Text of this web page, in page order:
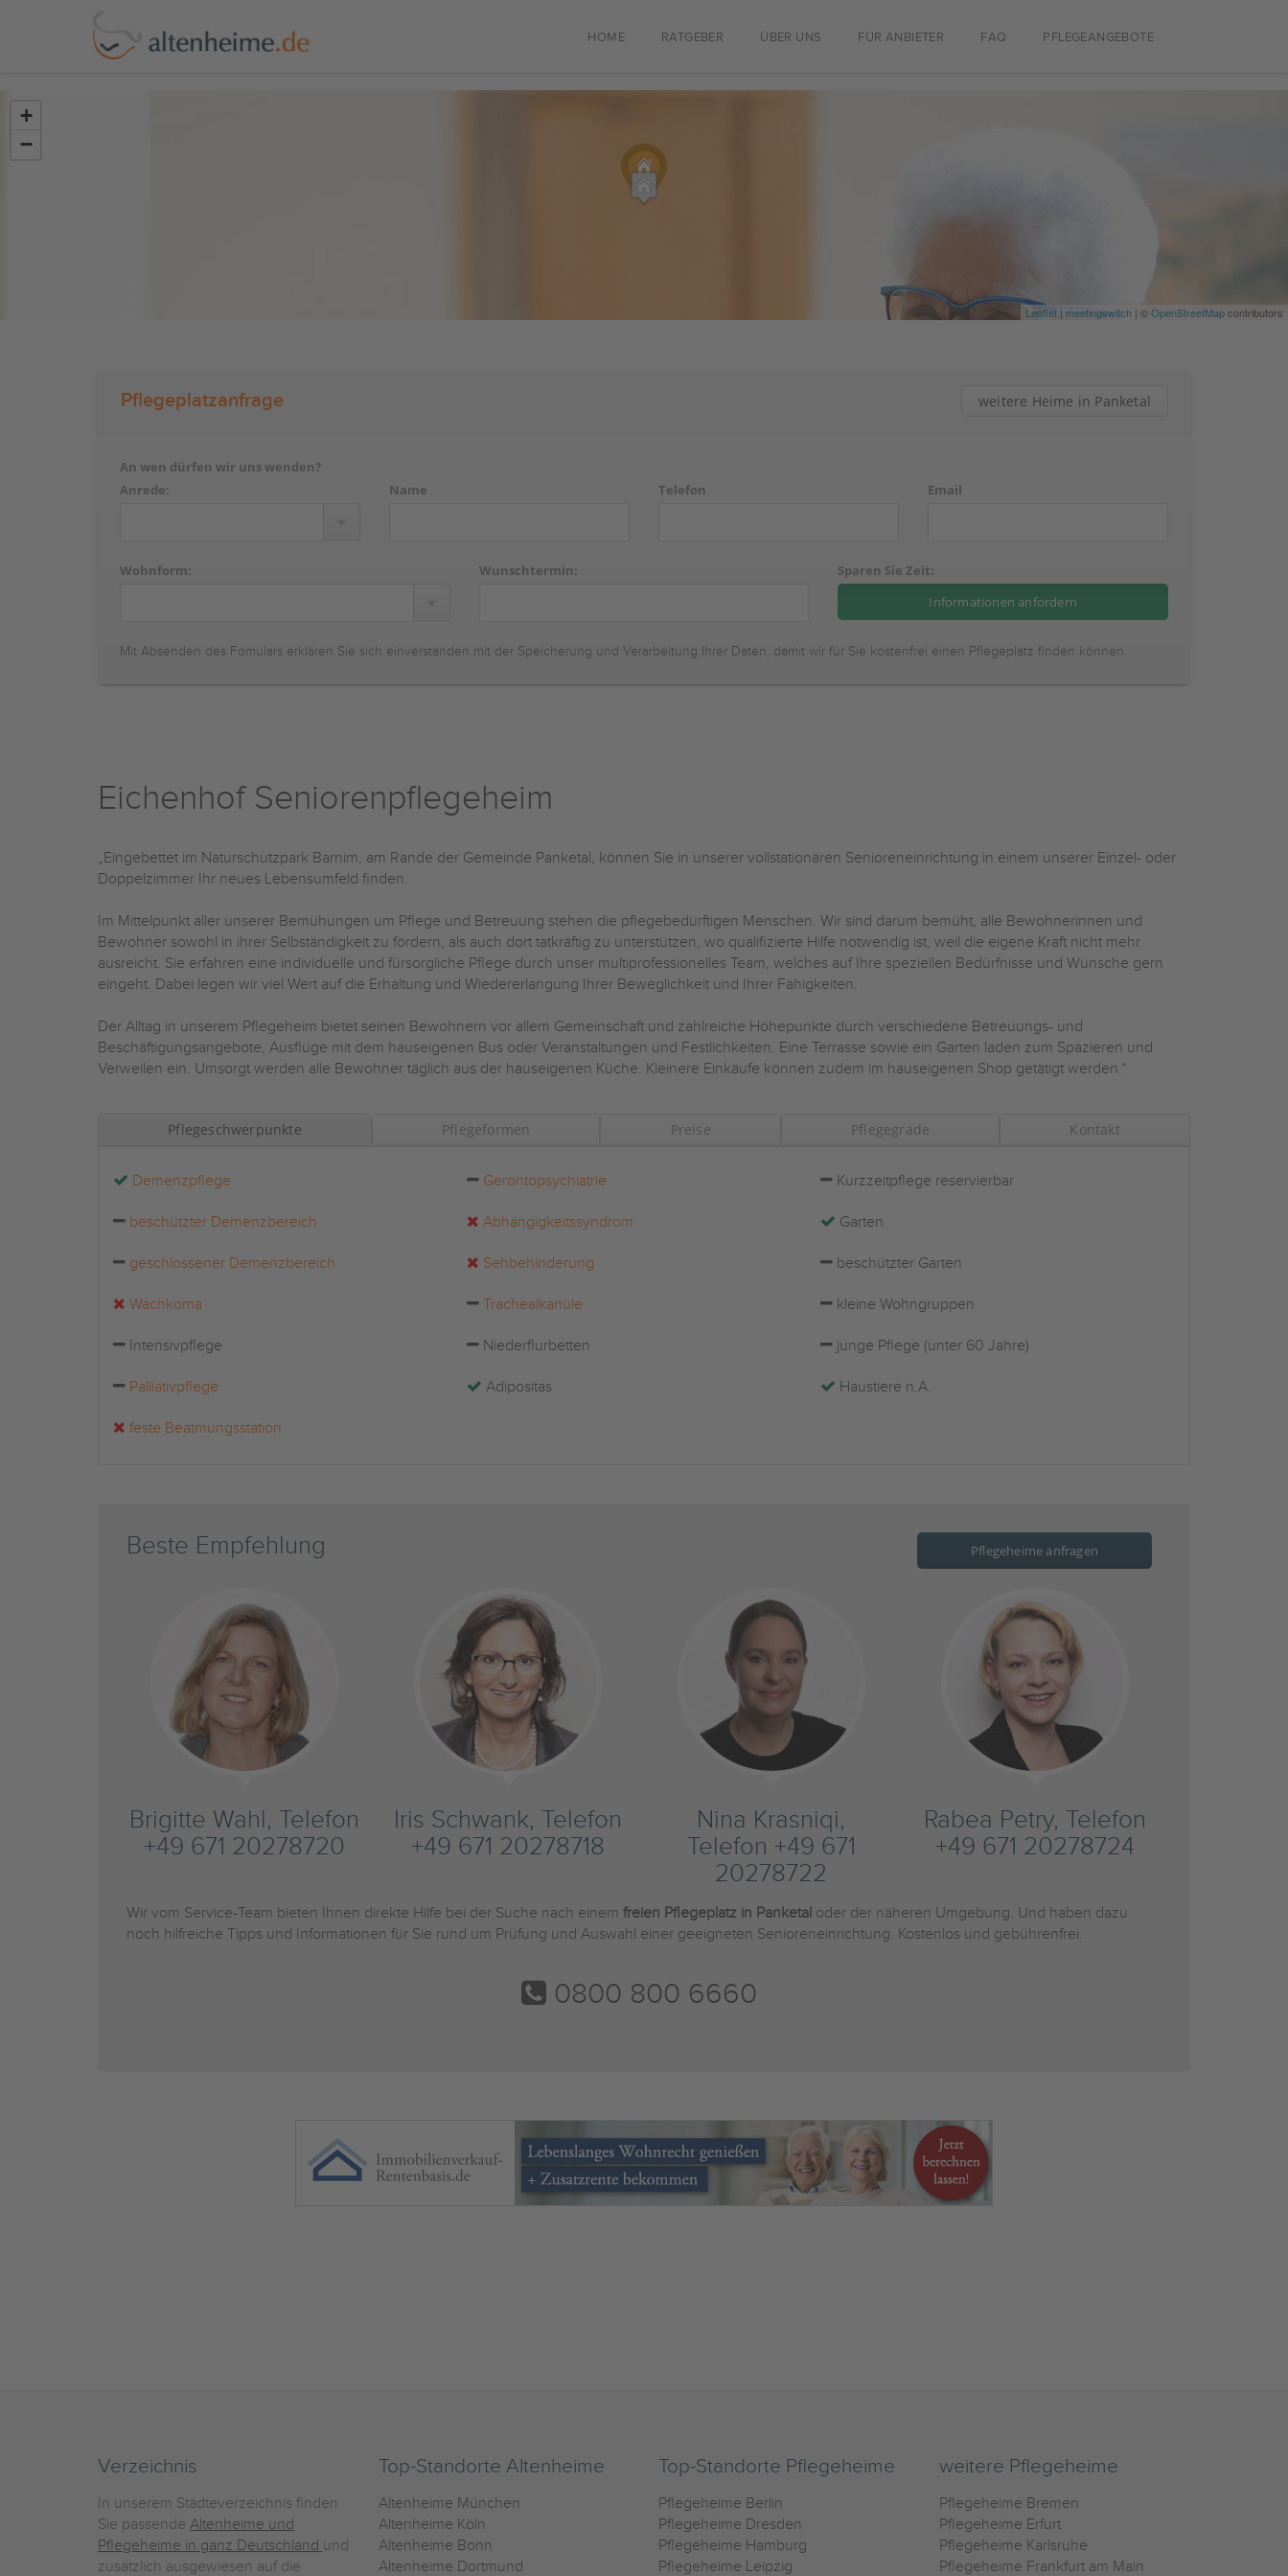
HOME RATGEBER ÜBER UNS FÜR ANBIETER FAQ PFLEGEANGEBOTE
+
−
Leaflet | meetingswitch | ©OpenStreetMapcontributors
Pflegeplatzanfrage weitere Heime in Panketal
An wen dürfen wir uns wenden?
Anrede:
Name Telefon Email
Wohnform: Wunschtermin: Sparen Sie Zeit:
Mit Absenden des Fomulars erklären Sie sich einverstanden mit der Speicherung und Verarbeitung Ihrer Daten, damit wir für Sie kostenfrei einen Pflegeplatz finden können.
Eichenhof Seniorenpflegeheim
„Eingebettet im Naturschutzpark Barnim, am Rande der Gemeinde Panketal, können Sie in unserer vollstationären Senioreneinrichtung in einem unserer Einzel- oder
Doppelzimmer Ihr neues Lebensumfeld finden.
Im Mittelpunkt aller unserer Bemühungen um Pflege und Betreuung stehen die pflegebedürftigen Menschen. Wir sind darum bemüht, alle Bewohnerinnen und
Bewohner sowohl in ihrer Selbständigkeit zu fördern, als auch dort tatkräftig zu unterstützen, wo qualifizierte Hilfe notwendig ist, weil die eigene Kraft nicht mehr
ausreicht. Sie erfahren eine individuelle und fürsorgliche Pflege durch unser multiprofessionelles Team, welches auf Ihre speziellen Bedürfnisse und Wünsche gern
eingeht. Dabei legen wir viel Wert auf die Erhaltung und Wiedererlangung Ihrer Beweglichkeit und Ihrer Fähigkeiten.
Der Alltag in unserem Pflegeheim bietet seinen Bewohnern vor allem Gemeinschaft und zahlreiche Höhepunkte durch verschiedene Betreuungs- und
Beschäftigungsangebote, Ausflüge mit dem hauseigenen Bus oder Veranstaltungen und Festlichkeiten. Eine Terrasse sowie ein Garten laden zum Spazieren und
Verweilen ein. Umsorgt werden alle Bewohner täglich aus der hauseigenen Küche. Kleinere Einkäufe können zudem im hauseigenen Shop getätigt werden.“
Pflegeschwerpunkte Pflegeformen Preise Pflegegrade Kontakt
Demenzpflege Gerontopsychiatrie Kurzzeitpflege reservierbar
beschützter Demenzbereich Abhängigkeitssyndrom Garten
geschlossener Demenzbereich Sehbehinderung beschützter Garten
Wachkoma Trachealkanüle kleine Wohngruppen
Intensivpflege Niederflurbetten junge Pflege (unter 60 Jahre)
Palliativpflege Adipositas Haustiere n.A.
feste Beatmungsstation
Beste Empfehlung Pflegeheime anfragen
Brigitte Wahl, Telefon
+49 671 20278720
Iris Schwank, Telefon
+49 671 20278718
Nina Krasniqi,
Telefon +49 671
20278722
Rabea Petry, Telefon
+49 671 20278724
Wir vom Service-Team bieten Ihnen direkte Hilfe bei der Suche nach einem freien Pflegeplatz in Panketal oder der näheren Umgebung. Und haben dazu
noch hilfreiche Tipps und Informationen für Sie rund um Prüfung und Auswahl einer geeigneten Senioreneinrichtung. Kostenlos und gebührenfrei.
0800 800 6660
Verzeichnis
In unserem Städteverzeichnis finden
Sie passende Altenheime und
Pflegeheime in ganz Deutschland und
zusätzlich ausgewiesen auf die
Top-Standorte Altenheime
Altenheime München
Altenheime Köln
Altenheime Bonn
Altenheime Dortmund
Top-Standorte Pflegeheime
Pflegeheime Berlin
Pflegeheime Dresden
Pflegeheime Hamburg
Pflegeheime Leipzig
weitere Pflegeheime
Pflegeheime Bremen
Pflegeheime Erfurt
Pflegeheime Karlsruhe
Pflegeheime Frankfurt am Main